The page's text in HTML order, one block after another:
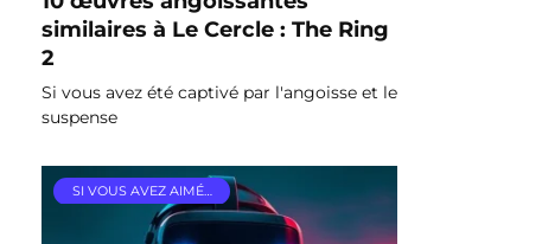
similaires à Le Cercle : The Ring
2
Si vous avez été captivé par l'angoisse et le
suspense
SI VOUS AVEZ AIMÉ…